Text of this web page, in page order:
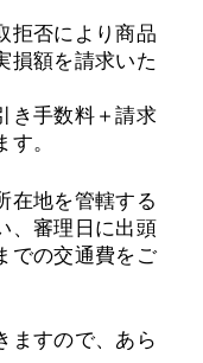
拒否により商品
損額を請求いた
き手数料＋請求
。
在地を管轄する
、審理日に出頭
での交通費をご
ますので、あら